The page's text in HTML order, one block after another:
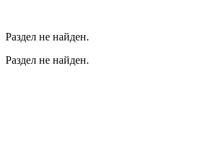
Раздел не найден.
Раздел не найден.